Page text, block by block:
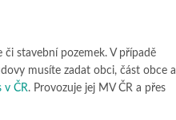
stavební pozemek. V případě
musíte zadat obci, část obce a
v ČR. Provozuje jej MV ČR a přes